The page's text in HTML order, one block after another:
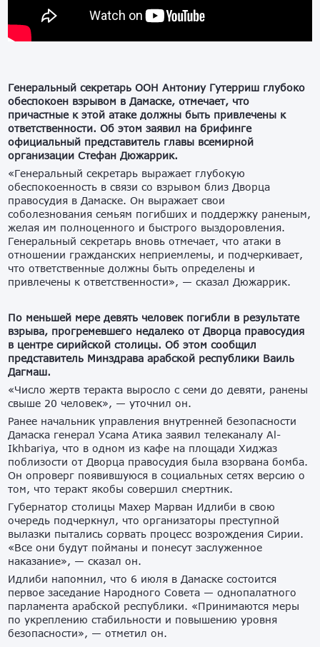
Генеральный секретарь ООН Антониу Гутерриш глубоко
обеспокоен взрывом в Дамаске, отмечает, что
причастные к этой атаке должны быть привлечены к
ответственности. Об этом заявил на брифинге
официальный представитель главы всемирной
организации Стефан Дюжаррик.
«Генеральный секретарь выражает глубокую
обеспокоенность в связи со взрывом близ Дворца
правосудия в Дамаске. Он выражает свои
соболезнования семьям погибших и поддержку раненым,
желая им полноценного и быстрого выздоровления.
Генеральный секретарь вновь отмечает, что атаки в
отношении гражданских неприемлемы, и подчеркивает,
что ответственные должны быть определены и
привлечены к ответственности», — сказал Дюжаррик.
По меньшей мере девять человек погибли в результате
взрыва, прогремевшего недалеко от Дворца правосудия
в центре сирийской столицы. Об этом сообщил
представитель Минздрава арабской республики Ваиль
Дагмаш.
«Число жертв теракта выросло с семи до девяти, ранены
свыше 20 человек», — уточнил он.
Ранее начальник управления внутренней безопасности
Дамаска генерал Усама Атика заявил телеканалу Al-
Ikhbariya, что в одном из кафе на площади Хиджаз
поблизости от Дворца правосудия была взорвана бомба.
Он опроверг появившуюся в социальных сетях версию о
том, что теракт якобы совершил смертник.
Губернатор столицы Махер Марван Идлиби в свою
очередь подчеркнул, что организаторы преступной
вылазки пытались сорвать процесс возрождения Сирии.
«Все они будут пойманы и понесут заслуженное
наказание», — сказал он.
Идлиби напомнил, что 6 июля в Дамаске состоится
первое заседание Народного Совета — однопалатного
парламента арабской республики. «Принимаются меры
по укреплению стабильности и повышению уровня
безопасности», — отметил он.